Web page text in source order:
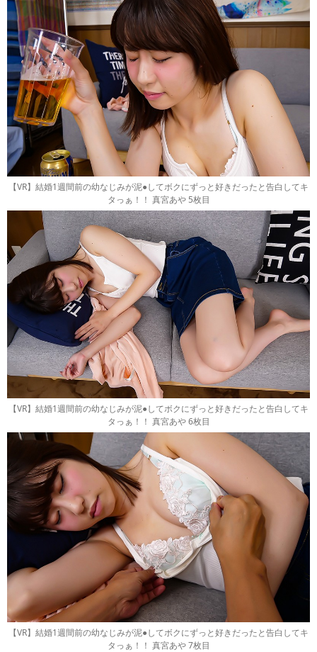
【VR】結婚1週間前の幼なじみが泥●してボクにずっと好きだったと告白してキ
タっぁ！！ 真宮あや 5枚目
【VR】結婚1週間前の幼なじみが泥●してボクにずっと好きだったと告白してキ
タっぁ！！ 真宮あや 6枚目
【VR】結婚1週間前の幼なじみが泥●してボクにずっと好きだったと告白してキ
タっぁ！！ 真宮あや 7枚目